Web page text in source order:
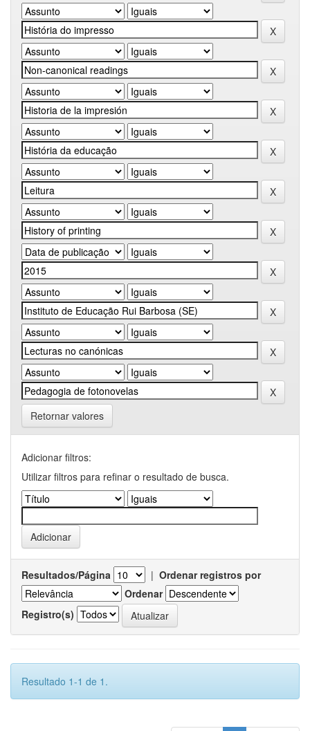
Retornar valores
Adicionar filtros:
Utilizar filtros para refinar o resultado de busca.
Resultados/Página | Ordenar registros por
Ordenar
Registro(s)
Resultado 1-1 de 1.